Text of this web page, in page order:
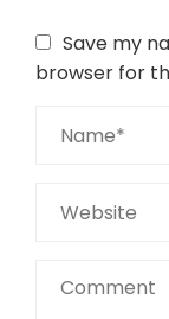
Save my
browser for